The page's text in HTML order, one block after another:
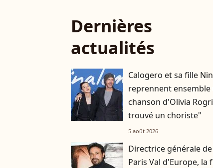
Dernières
actualités
Calogero et sa fille
reprennent ensemble
chanson d'Olivia
trouvé un choriste"
5 août 2026
Directrice générale de
Paris Val d'Europe, la